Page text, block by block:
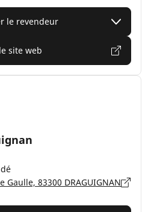
le revendeur
site web
Gaulle, 83300 DRAGUIGNAN